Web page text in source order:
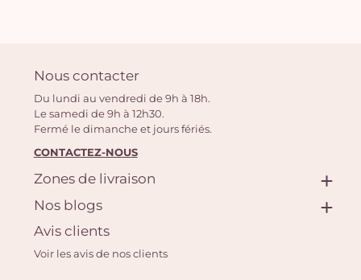
Nous contacter
Du lundi au vendredi de 9h à 18h.
Le samedi de 9h à 12h30.
Fermé le dimanche et jours fériés.
CONTACTEZ-NOUS
Zones de livraison
Nos blogs
Avis clients
Voir les avis de nos clients